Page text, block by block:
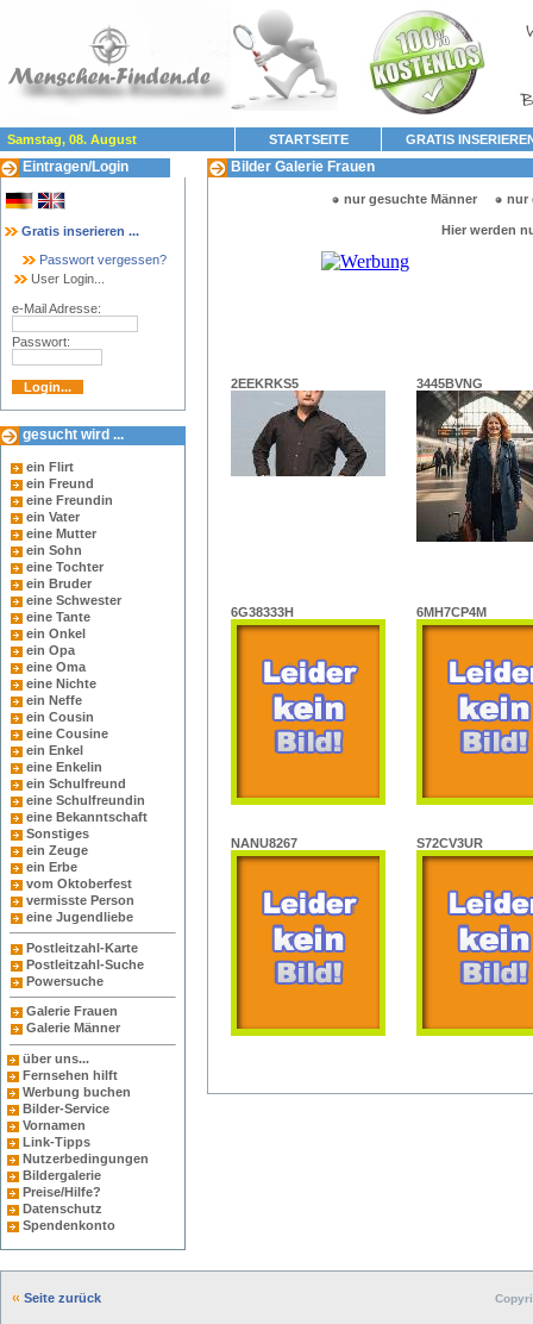
Samstag, 08. August STARTSEITE GRATIS
Eintragen/Login
Gratis inserieren ...
Passwort vergessen?
User Login...
e-Mail Adresse:
Passwort:
gesucht wird ...
ein Flirt
ein Freund
eine Freundin
ein Vater
eine Mutter
ein Sohn
eine Tochter
ein Bruder
eine Schwester
eine Tante
ein Onkel
ein Opa
eine Oma
eine Nichte
ein Neffe
ein Cousin
eine Cousine
ein Enkel
eine Enkelin
ein Schulfreund
eine Schulfreundin
eine Bekanntschaft
Sonstiges
ein Zeuge
ein Erbe
vom Oktoberfest
vermisste Person
eine Jugendliebe
Postleitzahl-Karte
Postleitzahl-Suche
Powersuche
Galerie Frauen
Galerie Männer
über uns...
Fernsehen hilft
Werbung buchen
Bilder-Service
Vornamen
Link-Tipps
Nutzerbedingungen
Bildergalerie
Preise/Hilfe?
Datenschutz
Spendenkonto
Bilder Galerie Frauen
nur gesuchte Männer nur
Hier werden
2EEKRKS5 3445BVNG
6G38333H 6MH7CP4M
NANU8267 S72CV3UR
Seite zurück